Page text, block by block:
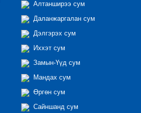
Алтанширээ сум
Даланжаргалан сум
Дэлгэрэх сум
Иххэт сум
Замын-Үүд сум
Мандах сум
Өргөн сум
Сайншанд сум